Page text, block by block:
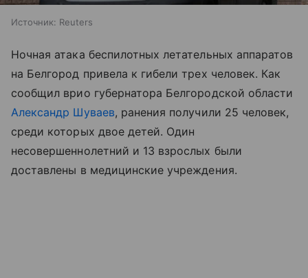
Источник: Reuters
Ночная атака беспилотных летательных аппаратов
на Белгород привела к гибели трех человек. Как
сообщил врио губернатора Белгородской области
Александр Шуваев, ранения получили 25 человек,
среди которых двое детей. Один
несовершеннолетний и 13 взрослых были
доставлены в медицинские учреждения.